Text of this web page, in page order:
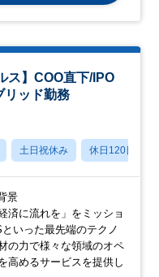
ス】COO直下/IPO
リッド勤務
土日祝休み 休日120日以上
景
済に流れを」をミッショ
いった最先端のテクノ
の力で様々な領域のオペ
高めるサービスを提供し